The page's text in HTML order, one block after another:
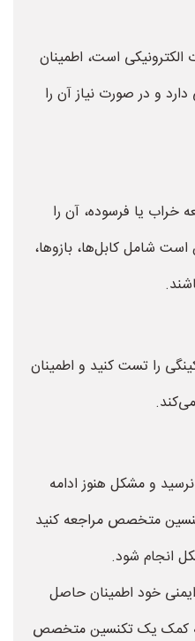
الکترونیکی است، اطمینان
و در صورت نیاز آن را
خراب یا فرسوده، آن را
شامل کابل‌ها، بازوها،
را تست کنید و اطمینان
و مشکل هنوز ادامه
متخصص مراجعه کنید
انجام شود.
ایمنی خود اطمینان حاصل
کمک یک تکنسین متخصص